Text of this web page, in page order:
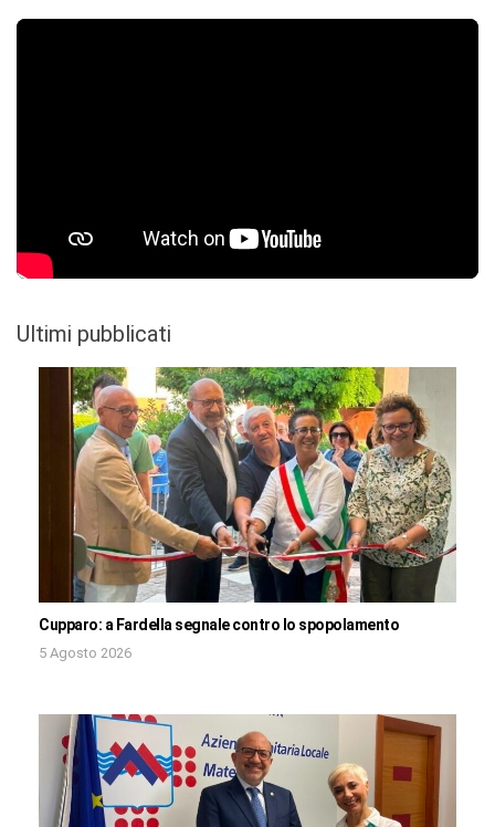
Ultimi pubblicati
Cupparo: a Fardella segnale contro lo spopolamento
5 Agosto 2026